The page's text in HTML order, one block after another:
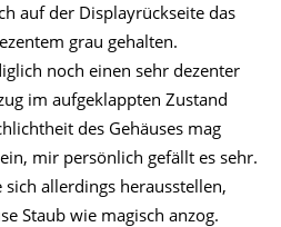
auf der Displayrückseite das
grau gehalten.
noch einen sehr dezenter
im aufgeklappten Zustand
des Gehäuses mag
mir persönlich gefällt es sehr.
allerdings herausstellen,
Staub wie magisch anzog.